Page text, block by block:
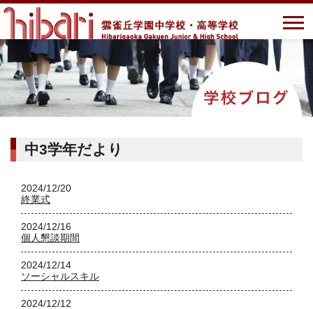
中3学年だより
2024/12/20
終業式
2024/12/16
個人懇談期間
2024/12/14
ソーシャルスキル
2024/12/12